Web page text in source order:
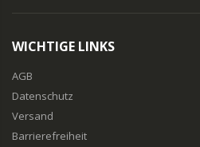
WICHTIGE LINKS
AGB
Datenschutz
Versand
Barrierefreiheit